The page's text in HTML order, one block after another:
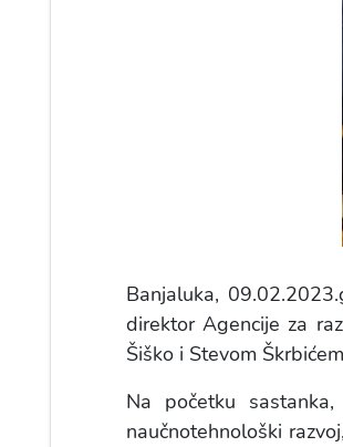
Banjaluka,
direktor Agencije za
Šiško i Stevom
Na početku
naučnotehnološki